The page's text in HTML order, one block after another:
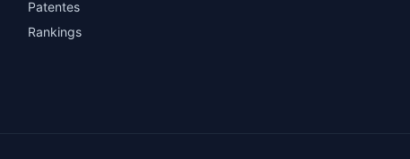
Patentes
Rankings